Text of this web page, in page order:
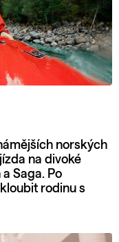
norských
na divoké
Saga. Po
rodinu s